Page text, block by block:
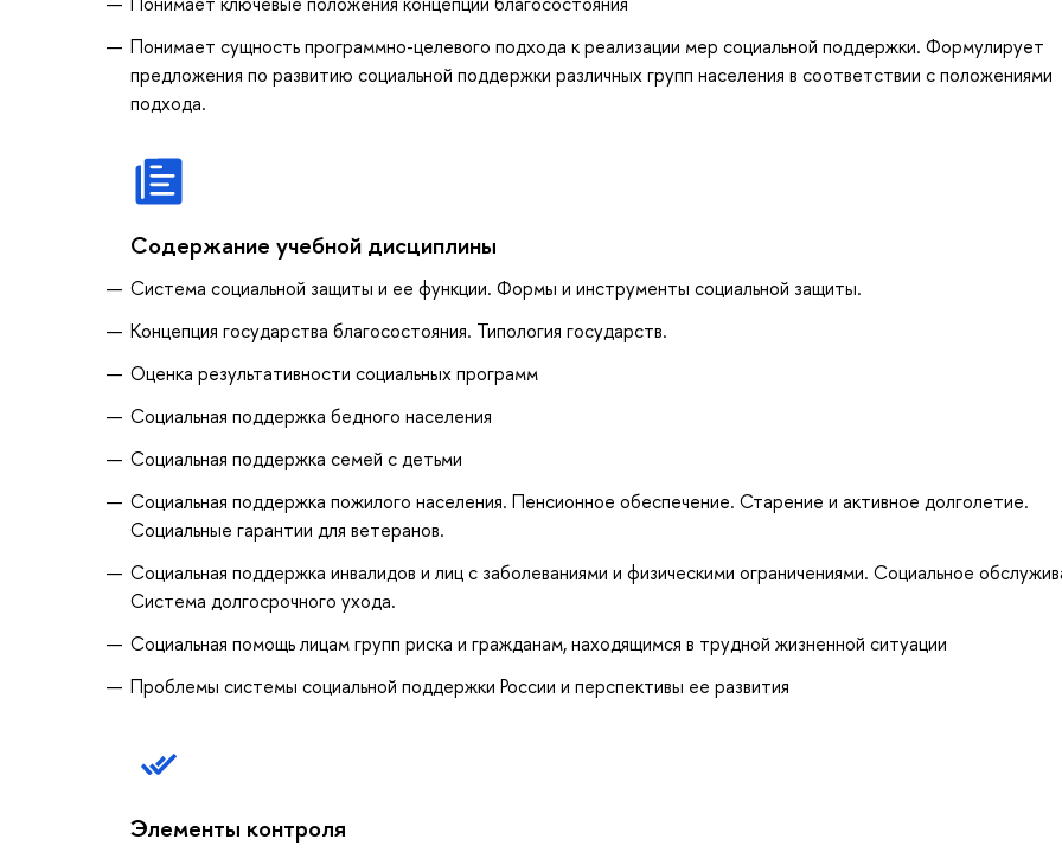
Понимает сущность программно-целевого подхода к реализации мер социальной поддержки. Формулирует
предложения по развитию социальной поддержки различных групп населения в соответствии с положениями
подхода.
Содержание учебной дисциплины
Система социальной защиты и ее функции. Формы и инструменты социальной защиты.
Концепция государства благосостояния. Типология государств.
Оценка результативности социальных программ
Социальная поддержка бедного населения
Социальная поддержка семей с детьми
Социальная поддержка пожилого населения. Пенсионное обеспечение. Старение и активное долголетие.
Социальные гарантии для ветеранов.
Социальная поддержка инвалидов и лиц с заболеваниями и физическими ограничениями. Социальное
Система долгосрочного ухода.
Социальная помощь лицам групп риска и гражданам, находящимся в трудной жизненной ситуации
Проблемы системы социальной поддержки России и перспективы ее развития
Элементы контроля